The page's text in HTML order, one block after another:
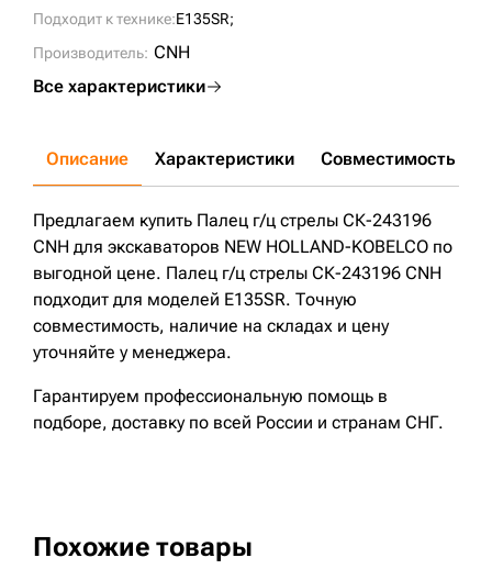
Подходит к технике:E135SR;
Производитель: CNH
Все характеристики
Описание Характеристики Совместимость
Предлагаем купить Палец г/ц стрелы СК-243196
CNH для экскаваторов NEW HOLLAND-KOBELCO по
выгодной цене. Палец г/ц стрелы СК-243196 CNH
подходит для моделей E135SR. Точную
совместимость, наличие на складах и цену
уточняйте у менеджера.
Гарантируем профессиональную помощь в
подборе, доставку по всей России и странам СНГ.
Похожие товары